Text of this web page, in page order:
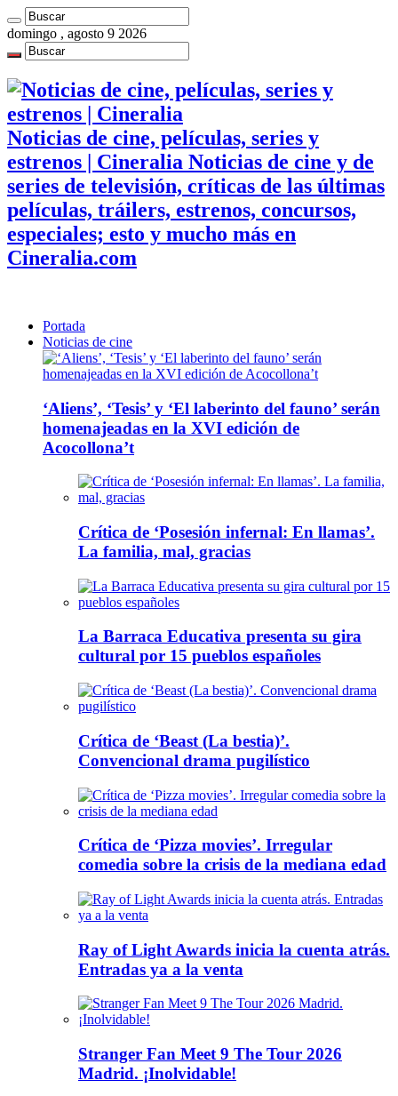
domingo , agosto 9 2026
Noticias de cine, películas, series y
estrenos | Cineralia Noticias de cine y de
series de televisión, críticas de las últimas
películas, tráilers, estrenos, concursos,
especiales; esto y mucho más en
Cineralia.com
Portada
Noticias de cine
‘Aliens’, ‘Tesis’ y ‘El laberinto del fauno’ serán
homenajeadas en la XVI edición de
Acocollona’t
Crítica de ‘Posesión infernal: En llamas’.
La familia, mal, gracias
La Barraca Educativa presenta su gira
cultural por 15 pueblos españoles
Crítica de ‘Beast (La bestia)’.
Convencional drama pugilístico
Crítica de ‘Pizza movies’. Irregular
comedia sobre la crisis de la mediana edad
Ray of Light Awards inicia la cuenta atrás.
Entradas ya a la venta
Stranger Fan Meet 9 The Tour 2026
Madrid. ¡Inolvidable!